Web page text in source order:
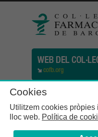
Cookies
Utilitzem cookies pròpies
lloc web. Política de